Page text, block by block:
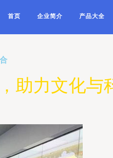
首页 企业简介 产品大全
助力文化与